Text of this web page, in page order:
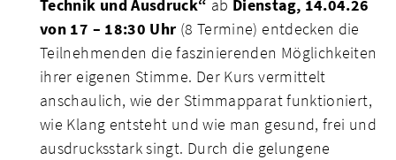
Technik und Ausdruck“ ab Dienstag, 14.04.26
von 17 – 18:30 Uhr (8 Termine) entdecken die
Teilnehmenden die faszinierenden Möglichkeiten
ihrer eigenen Stimme. Der Kurs vermittelt
anschaulich, wie der Stimmapparat funktioniert,
wie Klang entsteht und wie man gesund, frei und
ausdrucksstark singt. Durch die gelungene